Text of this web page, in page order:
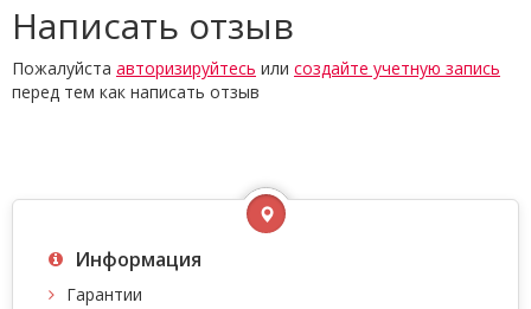
Написать отзыв
Пожалуйста авторизируйтесь или создайте учетную запись
перед тем как написать отзыв
Информация
Гарантии